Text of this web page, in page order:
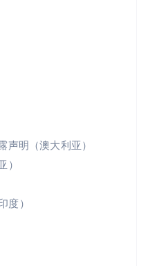
明（澳大利亚）
）
度）